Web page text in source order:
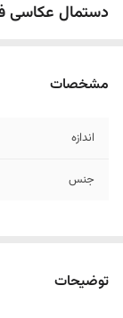
دستمال عکاسی
مشخصات
اندازه
جنس
توضیحات